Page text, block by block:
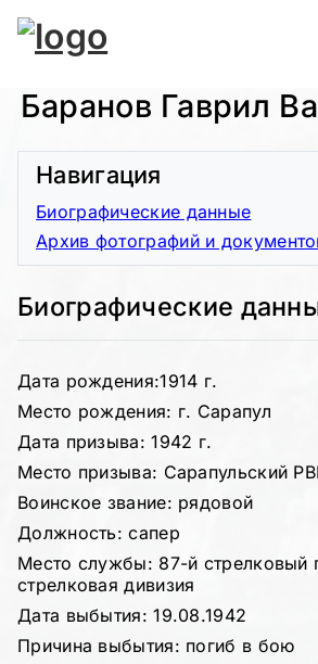
Баранов Гаврил
Биографические
Дата рождения:1914 г.
Место рождения: г. Сарапул
Дата призыва: 1942 г.
Место призыва: Сарапульский
Воинское звание: рядовой
Должность: сапер
Место службы: 87-й стрелковый
стрелковая дивизия
Дата выбытия: 19.08.1942
Причина выбытия: погиб в бою
Навигация
Биографические данные
Архив фотографий и